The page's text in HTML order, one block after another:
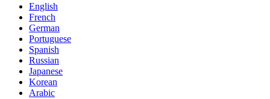
English
French
German
Portuguese
Spanish
Russian
Japanese
Korean
Arabic